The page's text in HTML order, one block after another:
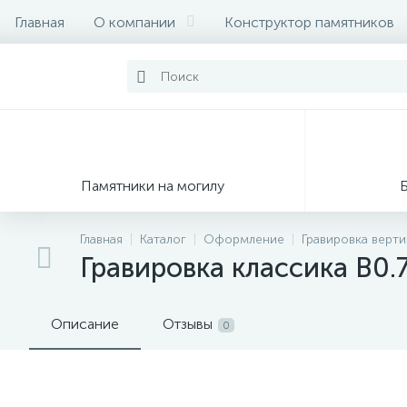
Главная О компании Конструктор памятников
Памятники на могилу
Главная Каталог Оформление Гравировка
Гравировка классика
Описание Отзывы 0